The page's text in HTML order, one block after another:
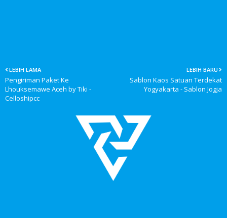
LEBIH BARU
Sablon Kaos Satuan Terdekat
Yogyakarta - Sablon Jogja
LEBIH LAMA
Pengiriman Paket Ke
Lhouksemawe Aceh by Tiki -
Celloshipcc